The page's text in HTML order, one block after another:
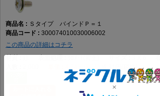
Ｓタイプ バインドＰ＝１
300074010030006002
この商品の詳細はコチラ
4.74円(税込) 4.31円(税抜)